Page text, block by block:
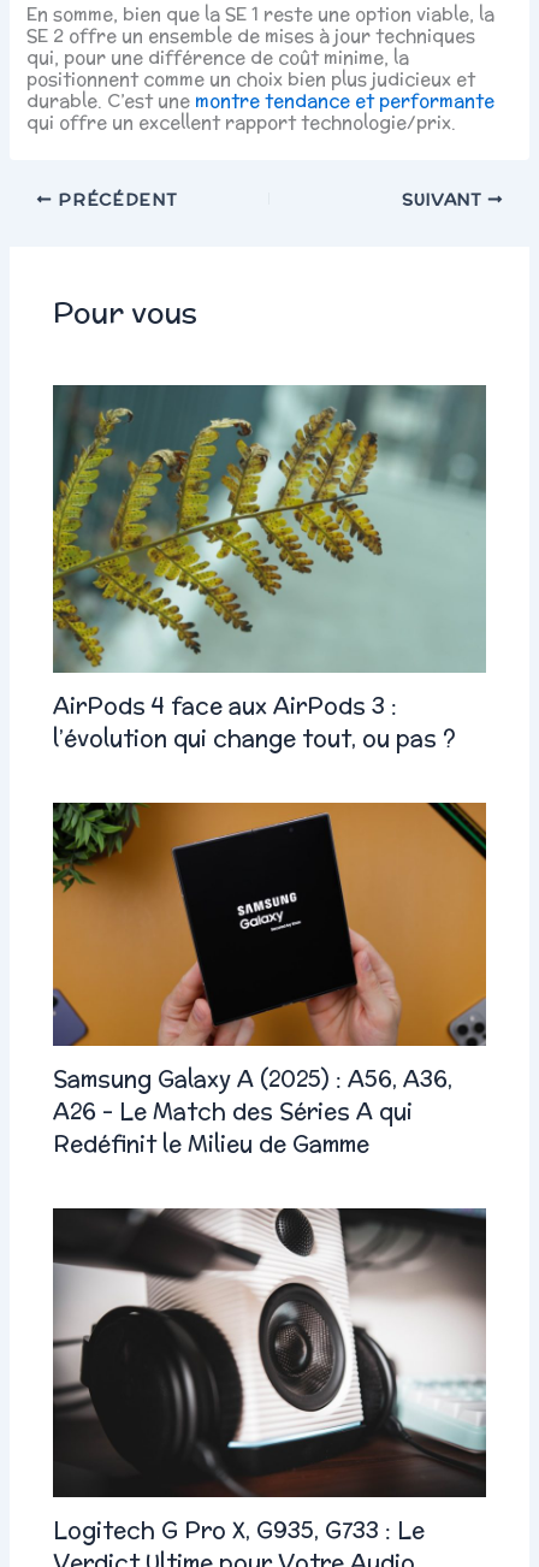
En somme, bien que la SE 1 reste une option viable, la
SE 2 offre un ensemble de mises à jour techniques
qui, pour une différence de coût minime, la
positionnent comme un choix bien plus judicieux et
durable. C’est une montre tendance et performante
qui offre un excellent rapport technologie/prix.
PRÉCÉDENT SUIVANT
Pour vous
AirPods 4 face aux AirPods 3 :
l’évolution qui change tout, ou pas ?
Samsung Galaxy A (2025) : A56, A36,
A26 – Le Match des Séries A qui
Redéfinit le Milieu de Gamme
Logitech G Pro X, G935, G733 : Le